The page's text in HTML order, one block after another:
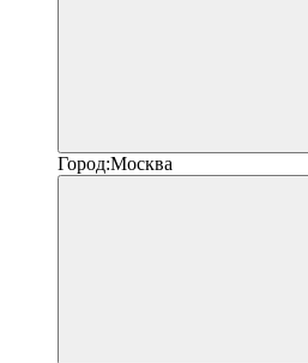
Город:Москва